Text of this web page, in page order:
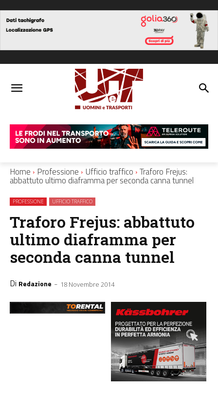
Home Professione Ufficio traffico Traforo Frejus:
abbattuto ultimo diaframma per seconda canna tunnel
PROFESSIONE UFFICIO TRAFFICO
Traforo Frejus: abbattuto
ultimo diaframma per
seconda canna tunnel
Di Redazione - 18 Novembre 2014